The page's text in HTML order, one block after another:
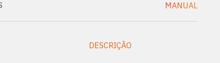
MANUAL
DESCRIÇÃO